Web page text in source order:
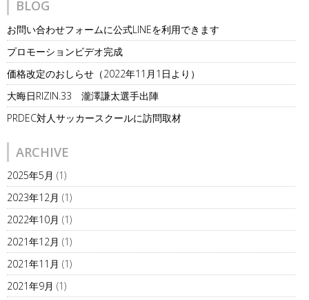
BLOG
お問い合わせフォームに公式LINEを利用できます
プロモーションビデオ完成
価格改定のおしらせ（2022年11月1日より）
大晦日RIZIN.33 瀧澤謙太選手出陣
PRDEC対人サッカースクールに訪問取材
ARCHIVE
2025年5月 (1)
2023年12月 (1)
2022年10月 (1)
2021年12月 (1)
2021年11月 (1)
2021年9月 (1)